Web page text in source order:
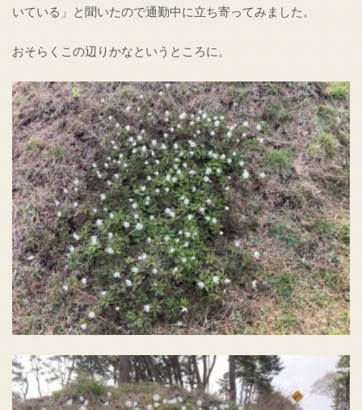
いている」と聞いたので通勤中に立ち寄ってみました。
おそらくこの辺りかなというところに。